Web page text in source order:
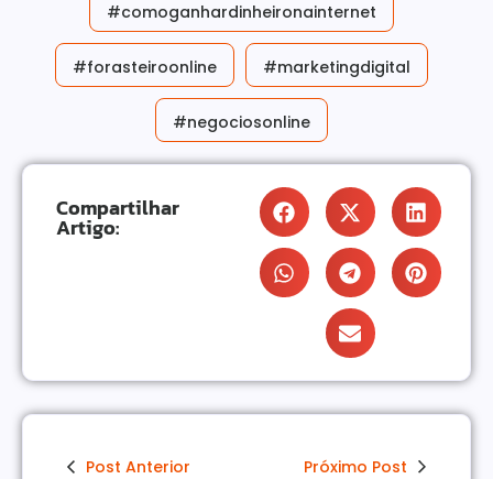
#comoganhardinheironainternet
#forasteiroonline #marketingdigital
#negociosonline
Compartilhar
Artigo:
Post Anterior Próximo Post